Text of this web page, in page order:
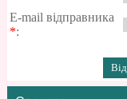
E-mail відправника
*: